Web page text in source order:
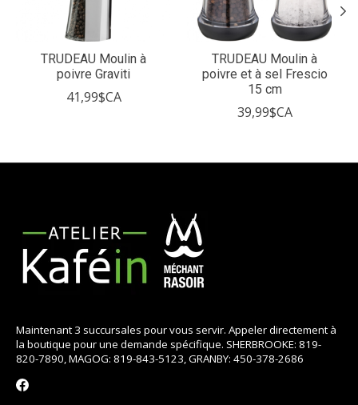
TRUDEAU Moulin à
poivre Graviti
41,99$CA
TRUDEAU Moulin à
poivre et à sel Frescio
15 cm
39,99$CA
Maintenant 3 succursales pour vous servir. Appeler directement à
la boutique pour une demande spécifique. SHERBROOKE: 819-
820-7890, MAGOG: 819-843-5123, GRANBY: 450-378-2686